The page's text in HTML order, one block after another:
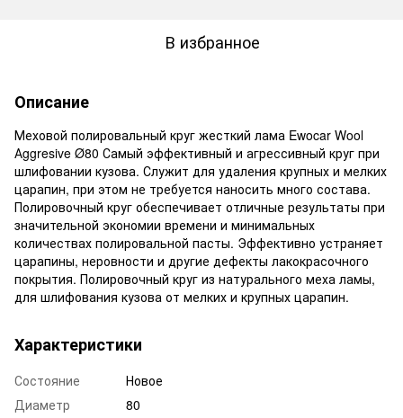
В избранное
Описание
Меховой полировальный круг жесткий лама Ewocar Wool
Аggresive Ø80 Самый эффективный и агрессивный круг при
шлифовании кузова. Служит для удаления крупных и мелких
царапин, при этом не требуется наносить много состава.
Полировочный круг обеспечивает отличные результаты при
значительной экономии времени и минимальных
количествах полировальной пасты. Эффективно устраняет
царапины, неровности и другие дефекты лакокрасочного
покрытия. Полировочный круг из натурального меха ламы,
для шлифования кузова от мелких и крупных царапин.
Характеристики
Состояние
Новое
Диаметр
80